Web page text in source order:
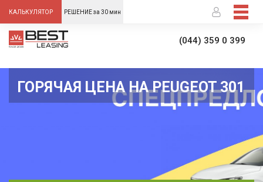
КАЛЬКУЛЯТОР РЕШЕНИЕ за 30 мин
(044) 359 0 399
ГОРЯЧАЯ ЦЕНА НА PEUGEOT 301